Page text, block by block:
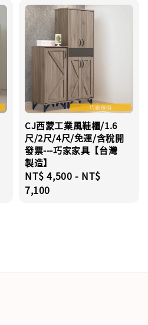
CJ西蒙工業風鞋櫃/1.6
尺/2尺/4尺/免運/含稅開
發票---巧家家具【台灣
製造】
Regular
price
NT$ 4,500 - NT$
7,100